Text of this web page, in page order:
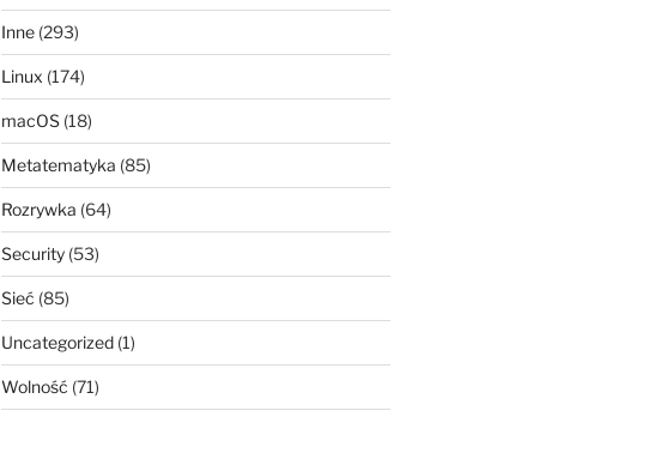
Inne(293)
Linux (174)
macOS(18)
Metatematyka (85)
Rozrywka (64)
Security(53)
Sieć (85)
Uncategorized(1)
Wolność (71)